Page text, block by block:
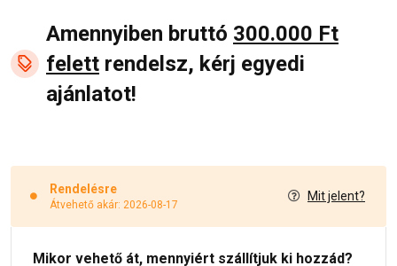
Amennyiben bruttó 300.000 Ft
felett rendelsz, kérj egyedi
ajánlatot!
Rendelésre
Átvehető akár: 2026-08-17
Mit jelent?
Mikor vehető át, mennyiért szállítjuk ki hozzád?